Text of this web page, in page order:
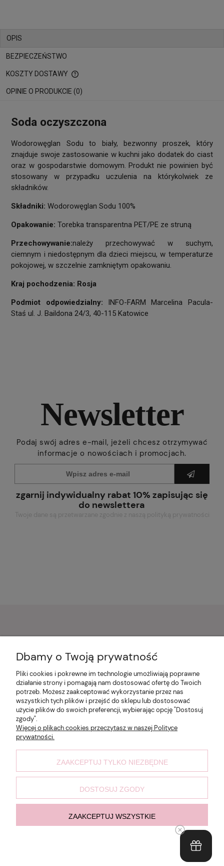
OPIS
BEZPIECZEŃSTWO
KOSZTY DOSTAWY
CENA NIE ZAWIERA EWENTUALNYCH KOSZTÓW PŁATNOŚCI
OPINIE O PRODUKCIE (0)
Soda oczyszczona
Wodorowęglan Sodu to biały, bezwonny proszek, który
znajduje swoje zastosowanie w kuchni jako dodatek do ciast
oraz w gospodarstwie domowym. Produkt nie powinien być
stosowany w przypadku uczulenia na którykolwiek ze
składników.
Składniki:Wodorowęglan Sodu 100%
Opakowanie:Torebka transparentna PET/PE ze struną
Przechowywanie:należy przechowywać w suchym,
ciemnym i niedostępnym dla dzieci miejscu, w temperaturze
pokojowej, w szczelnie zamkniętym opakowaniu.
Kraj pochodzenia: Rosja
Podmiot odpowiedzialny: INFO-FARM Marcelina Pacula-
Staś ul. J. Baildona 24/3, 40-115 Katowice
Newsletter
Podaj swój adres e-mail, jeżeli chcesz otrzymywać
informacje o nowościach i promocjach.
zgarnij indywidualny rabat 10% zapisując się
do newslettera
Moje konto
Płatności i dostawa
Informacje
Dbamy o Twoją prywatność
Pliki cookies i pokrewne im technologie umożliwiają poprawne
działanie strony i pomagają nam dostosować ofertę do Twoich
potrzeb. Możesz zaakceptować wykorzystanie przez nas
wszystkich tych plików i przejść do sklepu lub dostosować
użycie plików do swoich preferencji, wybierając opcję "Dostosuj
zgody".
Więcej o plikach cookies przeczytasz w naszej Polityce
prywatności.
ZAAKCEPTUJ TYLKO NIEZBĘDNE
DOSTOSUJ ZGODY
ZAAKCEPTUJ WSZYSTKIE